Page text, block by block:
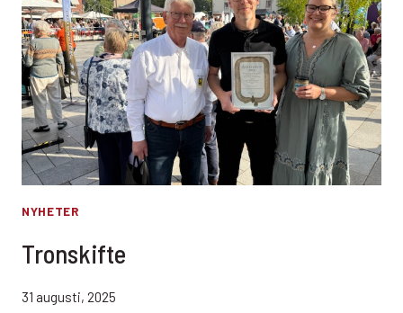
NYHETER
Tronskifte
31 augusti, 2025